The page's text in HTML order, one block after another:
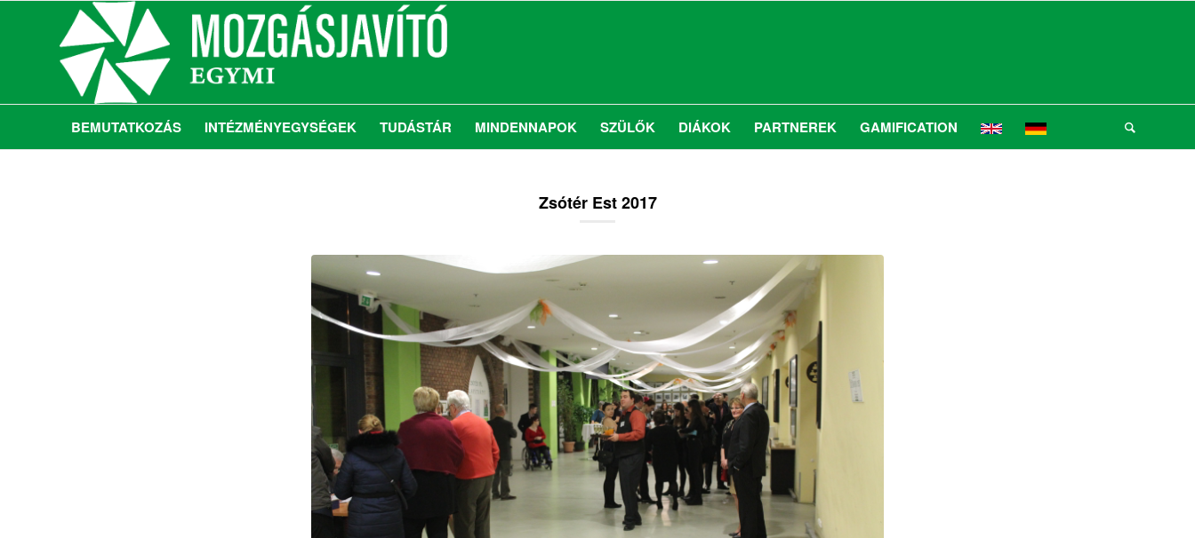
BEMUTATKOZÁS INTÉZMÉNYEGYSÉGEK TUDÁSTÁR MINDENNAPOK SZÜLŐK DIÁKOK PARTNEREK GAMIFICATION
Zsótér Est 2017